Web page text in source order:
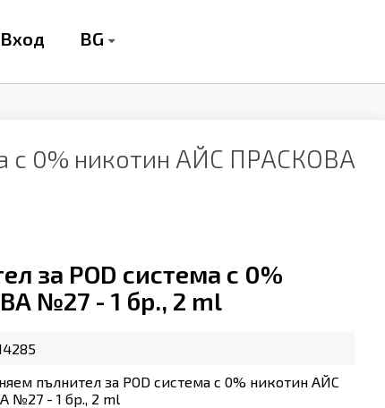
Вход BG
с 0% никотин АЙС ПРАСКОВА
за POD система с 0%
№27 - 1 бр., 2 ml
пълнител за POD система с 0% никотин АЙС
№27 - 1 бр., 2 ml